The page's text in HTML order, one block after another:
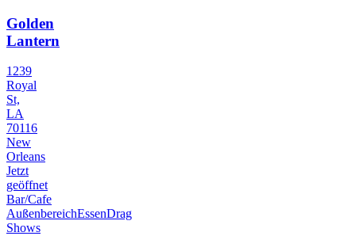
Golden
Lantern
1239
Royal
St,
LA
70116
New
Orleans
Jetzt
geöffnet
Bar/Cafe
AußenbereichEssenDrag
Shows